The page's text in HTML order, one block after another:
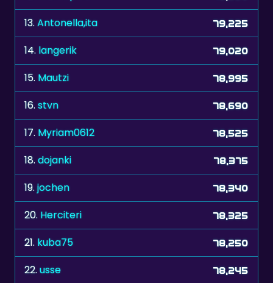
14.langerik 79,020
15. Mautzi 78,995
16. stvn 78,690
17. Myriam0612 78,525
18. dojanki 78,375
19. jochen 78,340
20.Herciteri 78,325
21. kuba75 78,250
22.usse 78,245
23. ruza1951 78,090